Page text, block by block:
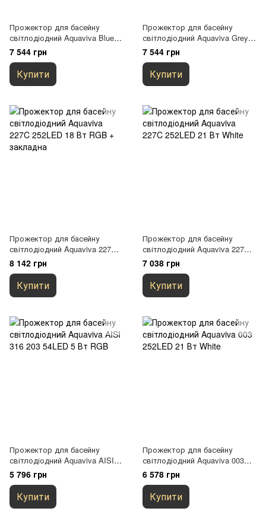
Прожектор для басейну
світлодіодний Aquaviva Blue
003 252LED 21 Вт White, з
закладною
7 544 грн
Купити
Прожектор для басейну
світлодіодний Aquaviva Grey
003 252LED 18 Вт RGB, з
закладною
7 544 грн
Купити
Прожектор для басейну
світлодіодний Aquaviva 227C
252LED 18 Вт RGB + закладна
8 142 грн
Купити
Прожектор для басейну
світлодіодний Aquaviva 227C
252LED 21 Вт White
7 038 грн
Купити
Прожектор для басейну
світлодіодний Aquaviva AISI
316 203 54LED 5 Вт RGB
5 796 грн
Купити
Прожектор для басейну
світлодіодний Aquaviva 003
252LED 21 Вт White
6 578 грн
Купити